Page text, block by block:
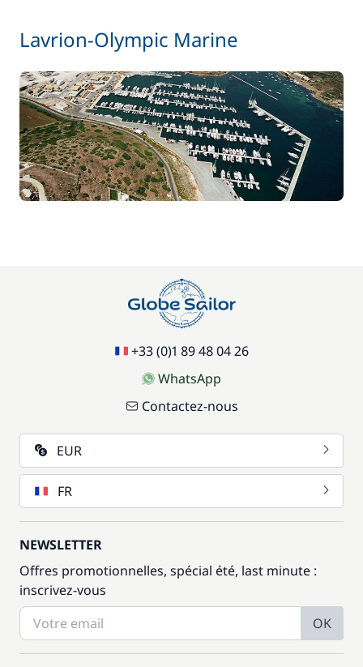
Lavrion-Olympic Marine
+33 (0)1 89 48 04 26
WhatsApp
Contactez-nous
EUR
FR
NEWSLETTER
Offres promotionnelles, spécial été, last minute :
inscrivez-vous
OK